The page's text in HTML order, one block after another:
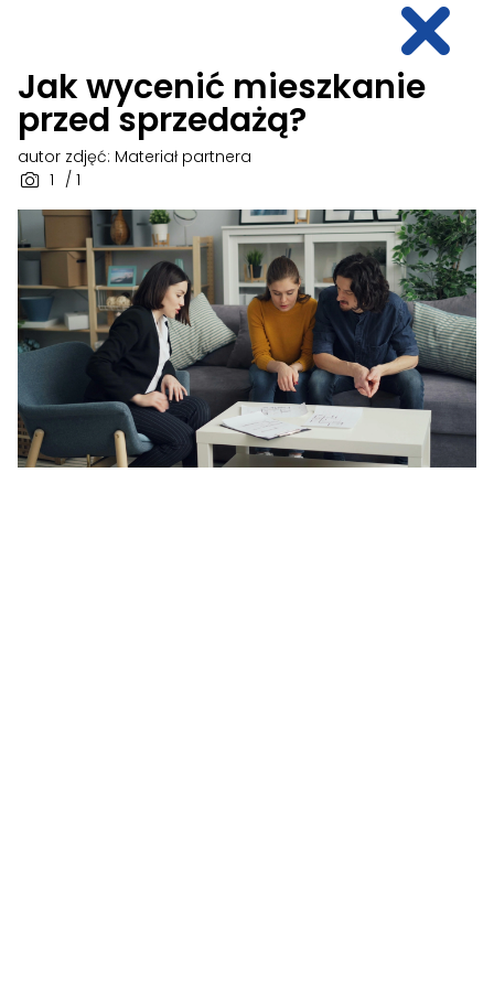
Jak wycenić mieszkanie
przed sprzedażą?
1 / 1
autor zdjęć: Materiał partnera